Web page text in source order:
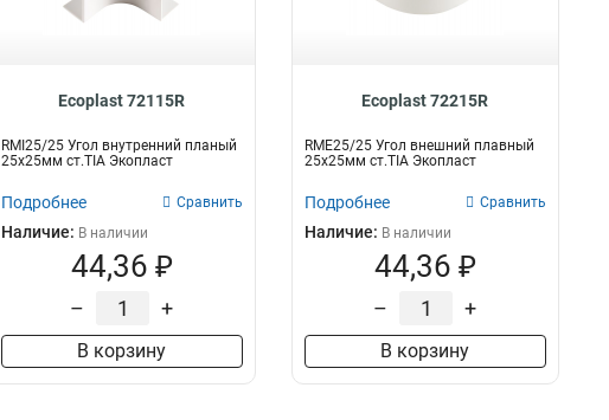
Ecoplast 72115R
RMI25/25 Угол внутренний планый
25х25мм ст.TIA Экопласт
Подробнее Сравнить
Наличие: В наличии
44,36 ₽
– +
В корзину
Ecoplast 72215R
RME25/25 Угол внешний плавный
25х25мм ст.TIA Экопласт
Подробнее Сравнить
Наличие: В наличии
44,36 ₽
– +
В корзину